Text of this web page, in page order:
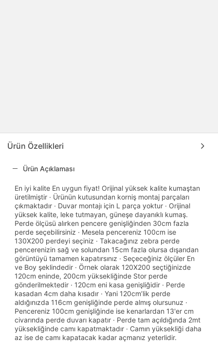
Ürün Özellikleri
Ürün Açıklaması
En iyi kalite En uygun fiyat! Orijinal yüksek kalite kumaştan
üretilmiştir · Ürünün kutusundan korniş montaj parçaları
çıkmaktadır · Duvar montajı için L parça yoktur · Orijinal
yüksek kalite, leke tutmayan, güneşe dayanıklı kumaş.
Perde ölçüsü alırken pencere genişliğinden 30cm fazla
perde seçebilirsiniz · Mesela pencereniz 100cm ise
130X200 perdeyi seçiniz · Takacağınız zebra perde
pencerenizin sağ ve solundan 15cm fazla olursa dışarıdan
görüntüyü tamamen kapatırsınız · Seçeceğiniz ölçüler En
ve Boy şeklindedir · Örnek olarak 120X200 seçtiğinizde
120cm eninde, 200cm yüksekliğinde Stor perde
gönderilmektedir · 120cm eni kasa genişliğidir · Perde
kasadan 4cm daha kısadır · Yani 120cm’lik perde
aldığınızda 116cm genişliğinde perde almış olursunuz ·
Pencereniz 100cm genişliğinde ise kenarlardan 13'er cm
civarında perde duvarı kapatır · Perde tam açıldığında 2mt
yüksekliğinde camı kapatmaktadır · Camın yüksekliği daha
az ise de camı kapatacak kadar açmanız yeterlidir.